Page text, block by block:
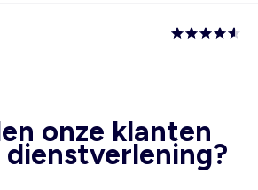
onze klanten
dienstverlening?